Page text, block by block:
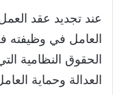
عند تجديد عقد
العامل في
الحقوق النظامية
العدالة وحماية